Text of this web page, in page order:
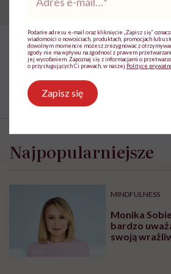
Najpopularniejsze
MINDFULNESS
Monika
bardzo
swoją
mail*
Podanie adresu e-mail oraz kliknięcie „Zapisz się”
wiadomości o nowościach, produktach, promocjach lub
dowolnym momencie możesz zrezygnować z
zgody nie ma wpływu na zgodność z prawem
jej wycofaniem. Zapoznaj się z informacjami o
o przysługujących Ci prawach, w naszej Polityce
Zapisz się